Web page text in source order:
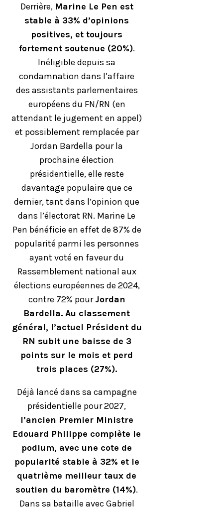
Derrière, Marine Le Pen est
stable à 33% d’opinions
positives, et toujours
fortement soutenue (20%).
Inéligible depuis sa
condamnation dans l’affaire
des assistants parlementaires
européens du FN/RN (en
attendant le jugement en appel)
et possiblement remplacée par
Jordan Bardella pour la
prochaine élection
présidentielle, elle reste
davantage populaire que ce
dernier, tant dans l’opinion que
dans l’électorat RN. Marine Le
Pen bénéficie en effet de 87% de
popularité parmi les personnes
ayant voté en faveur du
Rassemblement national aux
élections européennes de 2024,
contre 72% pourJordan
Bardella. Au classement
général, l’actuel Président du
RN subit une baisse de 3
points sur le mois et perd
trois places (27%).
Déjà lancé dans sa campagne
présidentielle pour 2027,
l’ancien Premier Ministre
Edouard Philippe complète le
podium, avec une cote de
popularité stable à 32% et le
quatrième meilleur taux de
soutien du baromètre (14%).
Dans sa bataille avec Gabriel